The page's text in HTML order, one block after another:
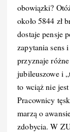
obowiązki?
około 5844 zł
dostaje pensje
zapytania sens
przyznaje
jubileuszowe i
to wciąż nie
Pracownicy
marzą o
zdobycia. W